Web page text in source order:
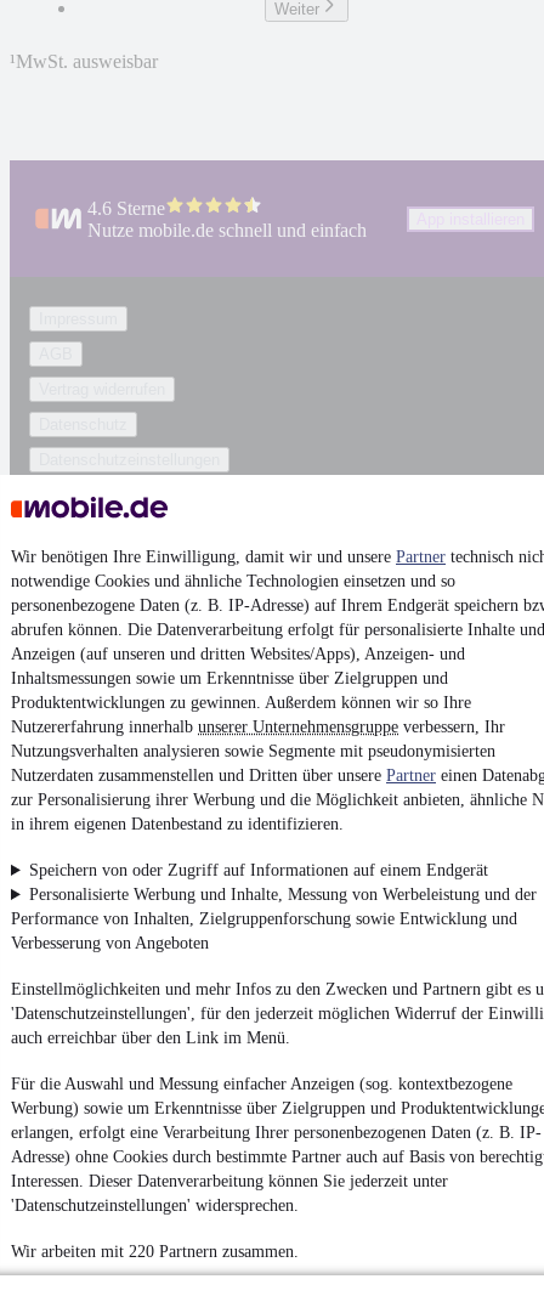
Wir benötigen Ihre Einwilligung, damit wir und unsere Partner technisch
notwendige Cookies und ähnliche Technologien einsetzen und so
personenbezogene Daten (z. B. IP-Adresse) auf Ihrem Endgerät speichern
abrufen können. Die Datenverarbeitung erfolgt für personalisierte Inhalte und
Anzeigen (auf unseren und dritten Websites/Apps), Anzeigen- und
Inhaltsmessungen sowie um Erkenntnisse über Zielgruppen und
Produktentwicklungen zu gewinnen. Außerdem können wir so Ihre
Nutzererfahrung innerhalb unserer Unternehmensgruppe verbessern, Ihr
Nutzungsverhalten analysieren sowie Segmente mit pseudonymisierten
Nutzerdaten zusammenstellen und Dritten über unsere Partner einen
zur Personalisierung ihrer Werbung und die Möglichkeit anbieten, ähnliche
in ihrem eigenen Datenbestand zu identifizieren.
Speichern von oder Zugriff auf Informationen auf einem Endgerät
Personalisierte Werbung und Inhalte, Messung von Werbeleistung und der
Performance von Inhalten, Zielgruppenforschung sowie Entwicklung und
Verbesserung von Angeboten
Einstellmöglichkeiten und mehr Infos zu den Zwecken und Partnern gibt es
'Datenschutzeinstellungen', für den jederzeit möglichen Widerruf der
auch erreichbar über den Link im Menü.
Für die Auswahl und Messung einfacher Anzeigen (sog. kontextbezogene
Werbung) sowie um Erkenntnisse über Zielgruppen und
erlangen, erfolgt eine Verarbeitung Ihrer personenbezogenen Daten (z. B. IP-
Adresse) ohne Cookies durch bestimmte Partner auch auf Basis von
Interessen. Dieser Datenverarbeitung können Sie jederzeit unter
'Datenschutzeinstellungen' widersprechen.
Wir arbeiten mit 220 Partnern zusammen.
Weiter
¹MwSt. ausweisbar
4.6 Sterne
Nutze mobile.de schnell und einfach
Erklärung zur Barrierefreiheit
Powered by
ObMercedes GebrauchtwagenoderMercedes-Benz Leasing
Autos bei mobile.de
finden